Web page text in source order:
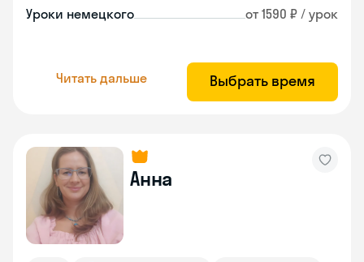
Уроки немецкого от 1590 ₽ / урок
Читать дальше Выбрать время
Анна